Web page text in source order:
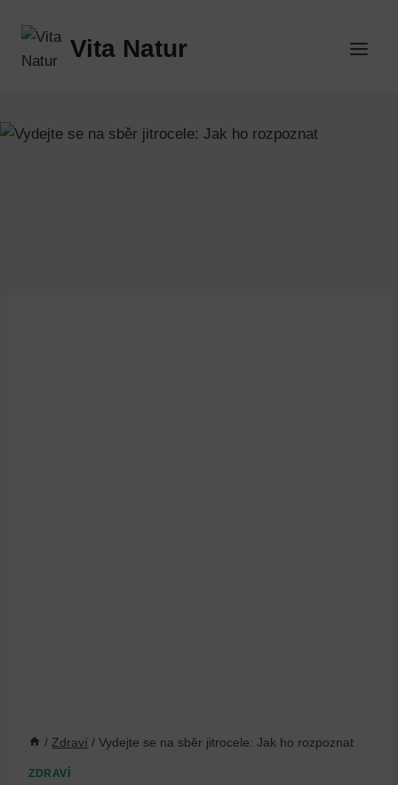
obsah
Vita Natur
/ Zdraví / Vydejte se na sběr jitrocele: Jak ho rozpoznat
ZDRAVÍ